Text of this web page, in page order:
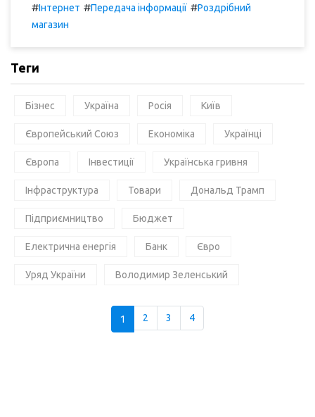
#Інтернет #Передача інформації #Роздрібний
магазин
Теги
Бізнес Україна Росія Київ
Європейський Союз Економіка Українці
Європа Інвестиції Українська гривня
Інфраструктура Товари Дональд Трамп
Підприємництво Бюджет
Електрична енергія Банк Євро
Уряд України Володимир Зеленський
1 2 3 4